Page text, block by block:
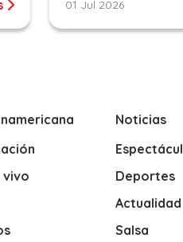
01 Jul 2026
vivo
Noticias
Deportes
Actualidad
Salsa